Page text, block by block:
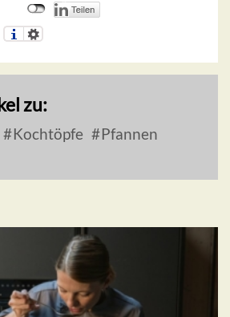
zu:
Kochtöpfe
Pfannen